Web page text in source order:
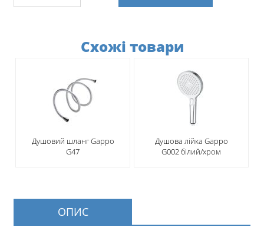
Схожі товари
Душовий шланг Gappo
G47
Душова лійка Gappo
G002 білий/хром
ОПИС